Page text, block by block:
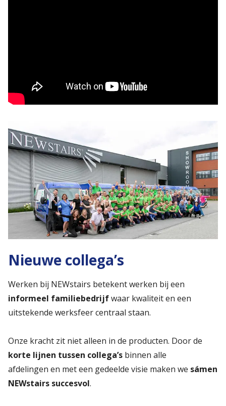
Nieuwe collega’s
Werken bij NEWstairs betekent werken bij een
informeel familiebedrijfwaar kwaliteit en een
uitstekende werksfeer centraal staan.
Onze kracht zit niet alleen in de producten. Door de
korte lijnen tussen collega’s binnen alle
afdelingen en met een gedeelde visie maken we sámen
NEWstairs succesvol.